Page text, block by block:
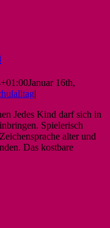
Januar 16th,
|
Jedes Kind darf sich in
Spielerisch
alter und
Das kostbare